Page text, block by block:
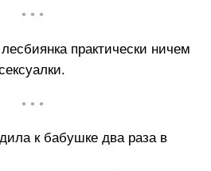
• • •
практически ничем
• • •
к бабушке два раза в